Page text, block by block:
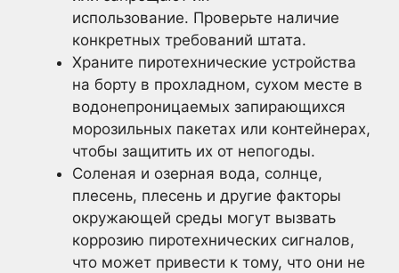
использование. Проверьте наличие
конкретных требований штата.
Храните пиротехнические устройства
на борту в прохладном, сухом месте в
водонепроницаемых запирающихся
морозильных пакетах или контейнерах,
чтобы защитить их от непогоды.
Соленая и озерная вода, солнце,
плесень, плесень и другие факторы
окружающей среды могут вызвать
коррозию пиротехнических сигналов,
что может привести к тому, что они не